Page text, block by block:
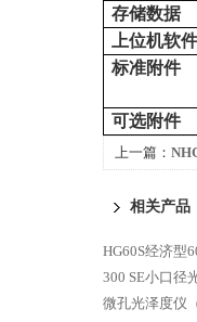
存储数据
上位机软件
标准附件
可选附件
上一篇：
相关产品
HG60S经济型
300 SE小口径
微孔光泽度仪